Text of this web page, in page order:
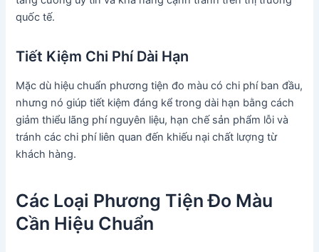
quốc tế.
Tiết Kiệm Chi Phí Dài Hạn
Mặc dù hiệu chuẩn phương tiện đo màu có chi phí ban đầu,
nhưng nó giúp tiết kiệm đáng kể trong dài hạn bằng cách
giảm thiểu lãng phí nguyên liệu, hạn chế sản phẩm lỗi và
tránh các chi phí liên quan đến khiếu nại chất lượng từ
khách hàng.
Các Loại Phương Tiện Đo Màu
Cần Hiệu Chuẩn